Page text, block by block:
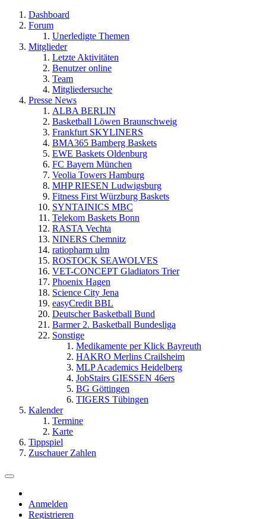
Dashboard
Forum
Unerledigte Themen
Mitglieder
Letzte Aktivitäten
Benutzer online
Team
Mitgliedersuche
Presse News
ALBA BERLIN
Basketball Löwen Braunschweig
Frankfurt SKYLINERS
BMA365 Bamberg Baskets
EWE Baskets Oldenburg
FC Bayern München
Veolia Towers Hamburg
MHP RIESEN Ludwigsburg
Fitness First Würzburg Baskets
SYNTAINICS MBC
Telekom Baskets Bonn
RASTA Vechta
NINERS Chemnitz
ratiopharm ulm
ROSTOCK SEAWOLVES
VET-CONCEPT Gladiators Trier
Phoenix Hagen
Science City Jena
easyCredit BBL
Deutscher Basketball Bund
Barmer 2. Basketball Bundesliga
Sonstige
Medikamente per Klick Bayreuth
HAKRO Merlins Crailsheim
MLP Academics Heidelberg
JobStairs GIESSEN 46ers
BG Göttingen
TIGERS Tübingen
Kalender
Termine
Karte
Tippspiel
Zuschauer Zahlen
Anmelden
Registrieren